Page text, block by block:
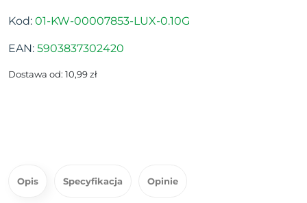
Kod: 01-KW-00007853-LUX-0.10G
EAN: 5903837302420
Dostawa od: 10,99 zł
Opis Specyfikacja Opinie